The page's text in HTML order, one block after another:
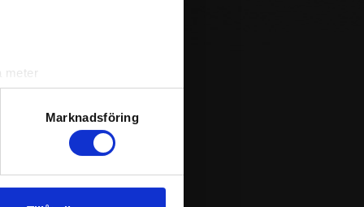
meter
. Du kan ändra
funktioner för
information från din enhet
Marknadsföring
Game Winning Shots are
- Värmdö HC